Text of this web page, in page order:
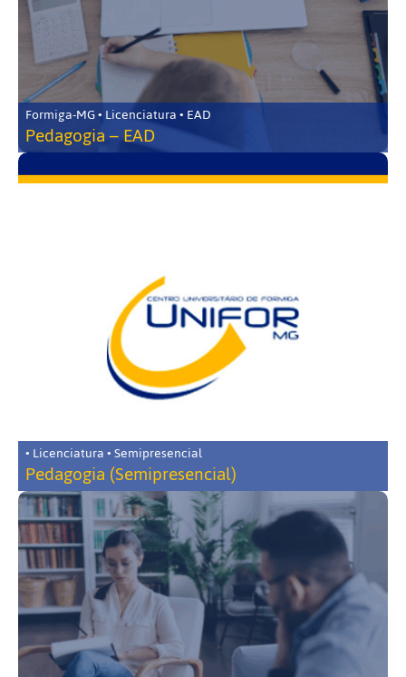
Formiga-MG • Licenciatura • EAD
Pedagogia – EAD
• Licenciatura • Semipresencial
Pedagogia (Semipresencial)